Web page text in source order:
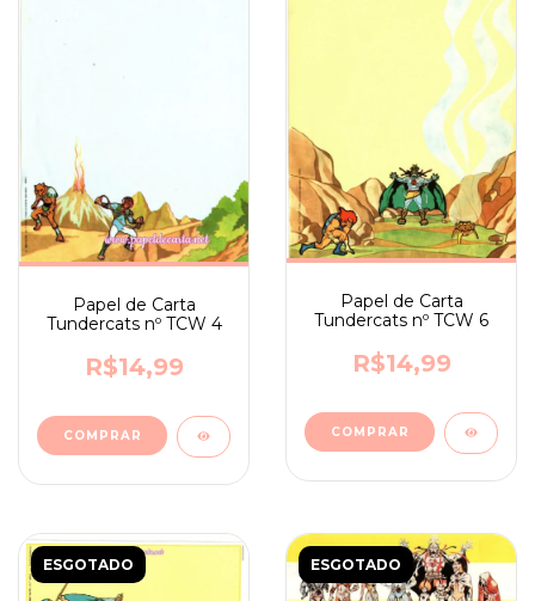
Papel de Carta
Tundercats nº TCW 4
R$14,99
Papel de Carta
Tundercats nº TCW 6
R$14,99
ESGOTADO ESGOTADO